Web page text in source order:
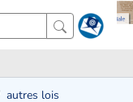
autres lois